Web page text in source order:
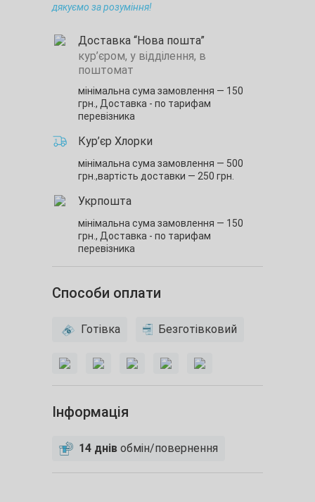
дякуємо за розуміння!
Доставка “Нова пошта”
кур’єром, у відділення, в
поштомат
мінімальна сума замовлення — 150
грн., Доставка - по тарифам
перевізника
Кур’єр Хлорки
мінімальна сума замовлення — 500
грн.,вартість доставки — 250 грн.
Укрпошта
мінімальна сума замовлення — 150
грн., Доставка - по тарифам
перевізника
Способи оплати
Готівка Безготівковий
Інформація
14 днів обмін/повернення